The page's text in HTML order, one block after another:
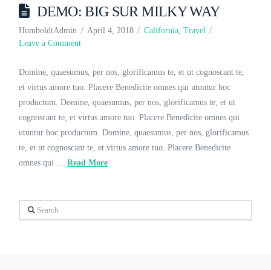
DEMO: BIG SUR MILKY WAY
HumboldtAdmin April 4, 2018 California, Travel
Leave a Comment
Domine, quaesumus, per nos, glorificamus te, et ut cognoscant te,
et virtus amore tuo. Placere Benedicite omnes qui utuntur hoc
productum. Domine, quaesumus, per nos, glorificamus te, et ut
cognoscant te, et virtus amore tuo. Placere Benedicite omnes qui
utuntur hoc productum. Domine, quaesumus, per nos, glorificamus
te, et ut cognoscant te, et virtus amore tuo. Placere Benedicite
omnes qui …Read More
Search